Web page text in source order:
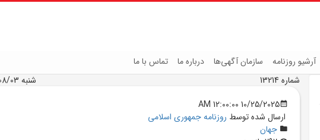
آرشیو روزنامه سازمان آگهی‌ها درباره ما تماس با ما
شماره 13214
شنبه 1404/08/03
10/25/2025 12:00:00 AM
ارسال شده توسط روزنامه جمهوری اسلامی
جهان